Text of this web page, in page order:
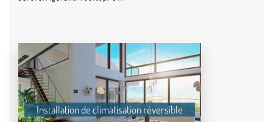
Installation de climatisation réversible